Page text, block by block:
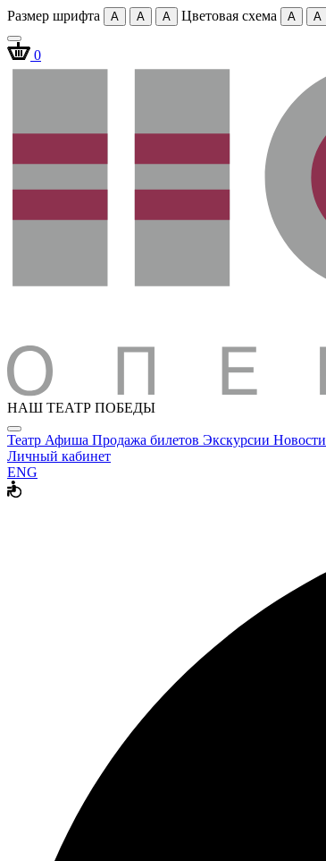
Размер шрифта A A A Цветовая схема A A
0
НАШ ТЕАТР ПОБЕДЫ
Театр Афиша Продажа билетов Экскурсии Новости
Личный кабинет
ENG